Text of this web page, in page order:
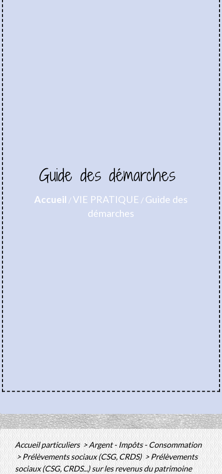
Guide des démarches
Accueil /VIE PRATIQUE / Guide des
démarches
Accueil particuliers> Argent - Impôts - Consommation
>Prélèvements sociaux (CSG, CRDS)> Prélèvements
sociaux (CSG, CRDS...) sur les revenus du patrimoine